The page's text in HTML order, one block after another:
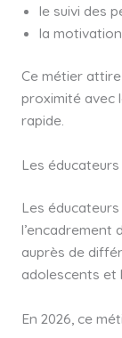
le suivi des
la
Ce métier
proximité avec
rapide.
Les
Les
l’encadrement
auprès de
adolescents et
En 2026, ce